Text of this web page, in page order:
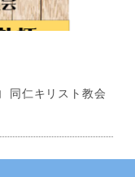
同仁キリスト教会